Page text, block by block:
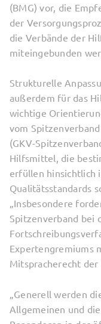
(BMG) vor, die
der
die Verbände der
miteingebunden
Strukturelle
außerdem für das
wichtige
vom
(GKV-
Hilfsmittel, die
erfüllen hinsichtlich
Qualitätsstandards
„Insbesondere
Spitzenverband bei
Expertengremiums
Mitspracherecht
„Generell werden
Allgemeinen und